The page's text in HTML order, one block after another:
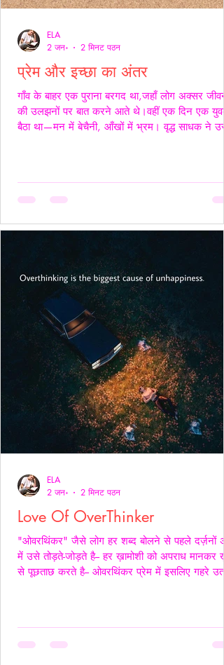
प्रेम और इच्छा का अंतर
गाँव के बाहर एक पुराना बरगद था,जहाँ लोग अक्सर जीवन
की उलझनों पर बात करने आते थे।वहीं एक दिन एक युवक
बैठा था—मन में बेचैनी, आँखों में भ्रम। वृद्ध साधक ने उसे
अनुग्रह समझो।और यदि अस्वीकार करे,तो उसकी इच्छा
उन्होंने ठहरकर कहा—
ELA
2 जन॰
2 मिनट पठन
Love Of OverThinker
"ओवरथिंकर" जैसे लोग हर शब्द बोलने से पहले दर्ज़नों
में उसे तोड़ते-जोड़ते है-- हर ख़ामोशी को अपराध मानकर
से पूछताछ करते है-- ओवरथिंकर प्रेम में इसलिए गहरे
अपने प्रश्न सब चुपचाप स्थगित कर देते है-- ओवरथिंकर
ELA
2 जन॰
2 मिनट पठन